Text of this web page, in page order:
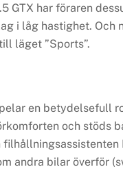
GTX har föraren
i låg hastighet. Och
läget ”Sports”.
en betydelsefull
och stöds
andra bilar överför